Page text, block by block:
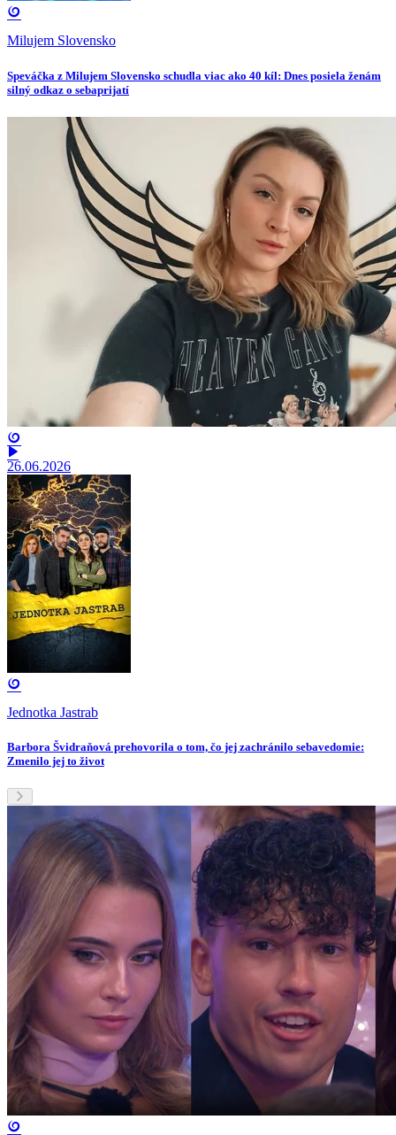
Milujem Slovensko
Speváčka z Milujem Slovensko schudla viac ako 40 kíl: Dnes posiela ženám
silný odkaz o sebaprijatí
26.06.2026
Jednotka Jastrab
Barbora Švidraňová prehovorila o tom, čo jej zachránilo sebavedomie:
Zmenilo jej to život